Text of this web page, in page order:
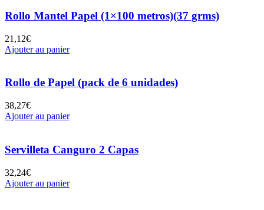
Rollo Mantel Papel (1×100 metros)(37 grms)
21,12€
Ajouter au panier
Rollo de Papel (pack de 6 unidades)
38,27€
Ajouter au panier
Servilleta Canguro 2 Capas
32,24€
Ajouter au panier